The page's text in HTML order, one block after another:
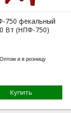
750 фекальный
Вт (НПФ-750)
Оптом и в розницу
Купить